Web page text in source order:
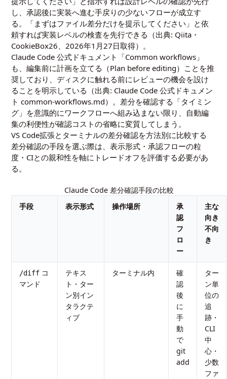
し、承認後に実装へ進む手戻りの少ないフローが成立す
る。「まずはファイル差分だけを提示してください」と依
頼すれば実装レベルの検査を先行できる（出典: Qiita・
CookieBox26、2026年1月27日取得）。
Claude Code 公式ドキュメント「Common workflows」
も、編集前に計画を立てる（Plan before editing）ことを推
奨しており、ディスクに触れる前にレビューの機会を設け
ることを明示している（出典: Claude Code 公式ドキュメン
ト common-workflows.md）。差分を確認する「タイミン
グ」を意識的にワークフローへ組み込まない限り、自動編
集の利便性が確認コストの省略に変質してしまう。
VS Code拡張とターミナルの差分確認を方法別に比較する
差分確認の手段を選ぶ際は、表示形式・承認フローの粒
度・CIとの親和性を軸にトレードオフを評価する必要があ
る。
Claude Code 差分確認手段の比較
手段
表示形式 操作場所
承
認
フ
ロ
ー
主な
向き
不向
き
/diffコ
マンド
テキス
ト・ター
ン別イン
タラクテ
ィブ
ターミナル内
確
認
後
に
手
動
で
git
add
ター
ン単
位の
追
跡・
CLI
中
心・
少数
ファ